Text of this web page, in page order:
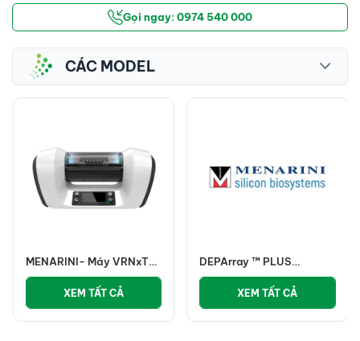
Gọi ngay: 0974 540 000
CÁC MODEL
MENARINI- Máy VRNxT
giảm thể tích mẫu mẫu
XEM TẤT CẢ
DEPArray ™ PLUS
MENARINI
XEM TẤT CẢ